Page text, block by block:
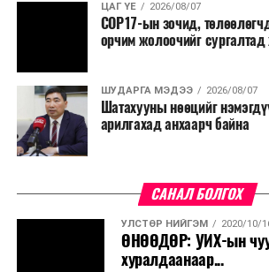
ЦАГ ҮЕ 2026/08/07
COP17-ын зочид,
орчим жолоочийг сургалтад
ШУДАРГА МЭДЭЭ 2026/08/07
Шатахууны нөөцийг
арилгахад анхаарч байна
САНАЛ БОЛГОХ
УЛСТӨР НИЙГЭМ 2020/10/
ӨНӨӨДӨР: УИХ-ын
хуралдаанаар...